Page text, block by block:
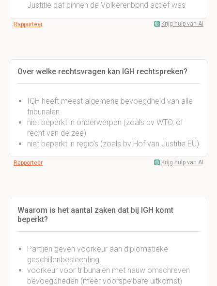
Justitie dat binnen de Volkerenbond actief was
Rapporteer Krijg hulp van AI
Over welke rechtsvragen kan IGH rechtspreken?
IGH heeft meest algemene bevoegdheid van alle
tribunalen
niet beperkt in onderwerpen (zoals bv WTO, of
recht van de zee)
niet beperkt in regio's (zoals bv Hof van Justitie EU)
Rapporteer Krijg hulp van AI
Waarom is het aantal zaken dat bij IGH komt
beperkt?
Partijen geven voorkeur aan diplomatieke
geschillenbeslechting
voorkeur voor tribunalen met nauw omschreven
bevoegdheden (meer voorspelbare uitkomst)